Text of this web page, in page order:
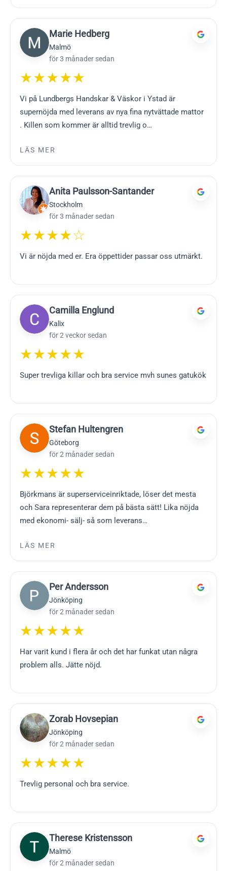
Marie Hedberg
Malmö
för 3 månader sedan
★★★★★
Vi på Lundbergs Handskar & Väskor i Ystad är
supernöjda med leverans av nya fina nytvättade mattor
. Killen som kommer är alltid trevlig o…
LÄS MER
Anita Paulsson-Santander
Stockholm
för 3 månader sedan
★★★★☆
Vi är nöjda med er. Era öppettider passar oss utmärkt.
Camilla Englund
Kalix
för 2 veckor sedan
★★★★★
Super trevliga killar och bra service mvh sunes gatukök
Stefan Hultengren
Göteborg
för 2 månader sedan
★★★★★
Björkmans är superserviceinriktade, löser det mesta
och Sara representerar dem på bästa sätt! Lika nöjda
med ekonomi- sälj- så som leverans…
LÄS MER
Per Andersson
Jönköping
för 2 månader sedan
★★★★★
Har varit kund i flera år och det har funkat utan några
problem alls. Jätte nöjd.
Zorab Hovsepian
Jönköping
för 2 månader sedan
★★★★★
Trevlig personal och bra service.
Therese Kristensson
Malmö
för 2 månader sedan